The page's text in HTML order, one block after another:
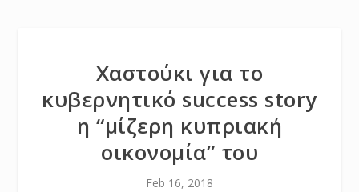
Χαστούκι για το
κυβερνητικό success story
η “μίζερη κυπριακή
οικονομία” του
Feb 16, 2018